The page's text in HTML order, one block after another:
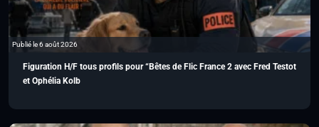
Publié le 6 août 2026
Figuration H/F tous profils pour “Bêtes de Flic France 2 avec Fred Testot
et Ophélia Kolb